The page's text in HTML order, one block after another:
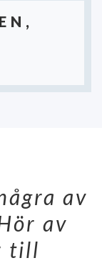
av
av
till